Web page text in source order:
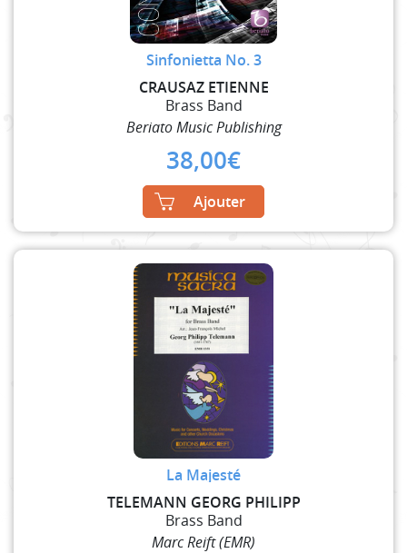
Sinfonietta No. 3
CRAUSAZ ETIENNE
Brass Band
Beriato Music Publishing
38,00€
Ajouter
La Majesté
TELEMANN GEORG PHILIPP
Brass Band
Marc Reift (EMR)